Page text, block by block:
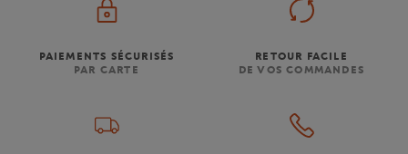
PAIEMENTS SÉCURISÉS
PAR CARTE
RETOUR FACILE
DE VOS COMMANDES